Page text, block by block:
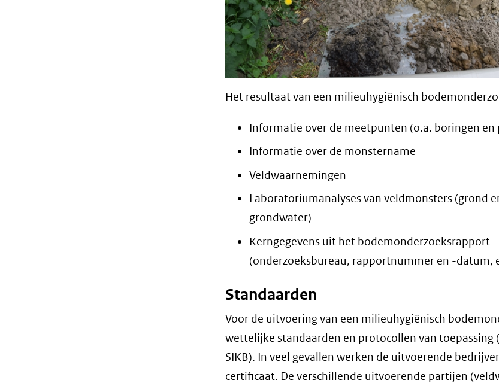
Het resultaat van een milieuhygiënisch
Informatie over de meetpunten (o.a. boringen en
Informatie over de monstername
Veldwaarnemingen
Laboratoriumanalyses van veldmonsters (grond
grondwater)
Kerngegevens uit het bodemonderzoeksrapport
(onderzoeksbureau, rapportnummer en -datum,
Standaarden
Voor de uitvoering van een milieuhygiënisch
wettelijke standaarden en protocollen van toepassing
SIKB). In veel gevallen werken de uitvoerende
certificaat. De verschillende uitvoerende partijen